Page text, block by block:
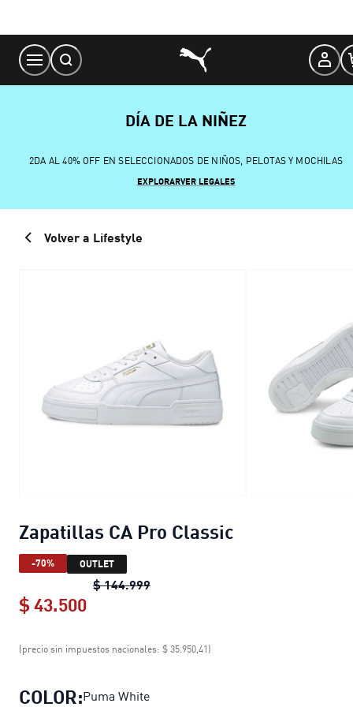
Content
DÍA DE LA NIÑEZ
2DA AL 40% OFF EN SELECCIONADOS DE NIÑOS, PELOTAS Y MOCHILAS
EXPLORARVER LEGALES
Volver a Lifestyle
Zapatillas CA Pro Classic
-70% OUTLET
$ 144.999Zapatillas CA Pro Classic
$ 43.500
Zapatillas CA Pro Classic
(precio sin impuestos nacionales: $ 35.950,41)
COLOR:Puma White